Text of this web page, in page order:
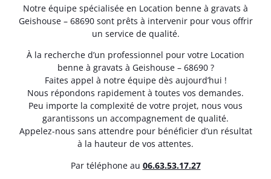
Notre équipe spécialisée en Location benne à gravats à
Geishouse – 68690 sont prêts à intervenir pour vous offrir
un service de qualité.
À la recherche d’un professionnel pour votre Location
benne à gravats à Geishouse – 68690 ?
Faites appel à notre équipe dès aujourd’hui !
Nous répondons rapidement à toutes vos demandes.
Peu importe la complexité de votre projet, nous vous
garantissons un accompagnement de qualité.
Appelez-nous sans attendre pour bénéficier d’un résultat
à la hauteur de vos attentes.
Par téléphone au 06.63.53.17.27